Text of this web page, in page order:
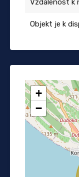
Vzdálenost k
Objekt je k
+
−